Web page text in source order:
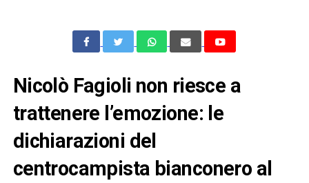
Nicolò Fagioli non riesce a
trattenere l’emozione: le
dichiarazioni del
centrocampista bianconero al